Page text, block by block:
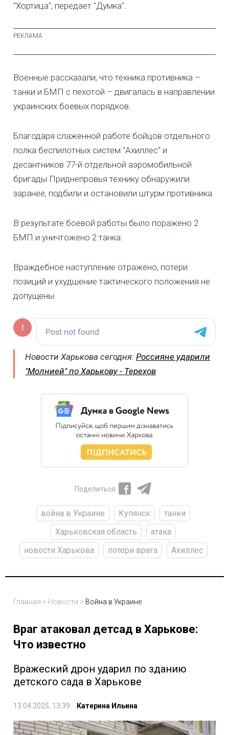
"Хортица", передает "Думка".
Военные рассказали, что техника противника –
танки и БМП с пехотой – двигалась в направлении
украинских боевых порядков.
Благодаря слаженной работе бойцов отдельного
полка беспилотных систем "Ахиллес" и
десантников 77-й отдельной аэромобильной
бригады Приднепровья технику обнаружили
заранее, подбили и остановили штурм противника.
В результате боевой работы было поражено 2
БМП и уничтожено 2 танка:
Враждебное наступление отражено, потери
позиций и ухудшение тактического положения не
допущены.
Новости Харькова сегодня: Россияне ударили
"Молнией" по Харькову - Терехов
Поделиться
война в Украине Купянск
танки
Харьковская область
атака
новости Харькова
потери врага Ахиллес
Главная > Новости > Война в Украине
Враг атаковал детсад в Харькове:
Что известно
Вражеский дрон ударил по зданию
детского сада в Харькове
13.04.2025, 13:39 Катерина Ильина